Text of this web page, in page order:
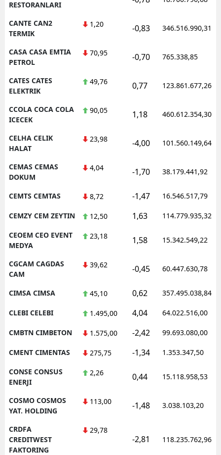
RESTORANLARI
CANTE CAN2
TERMIK
1,20 -0,83 346.516.990,31
CASA CASA EMTIA
PETROL
70,95 -0,70 765.338,85
CATES CATES
ELEKTRIK
49,76 0,77 123.861.677,26
CCOLA COCA COLA
ICECEK
90,05 1,18 460.612.354,30
CELHA CELIK
HALAT
23,98 -4,00 101.560.149,64
CEMAS CEMAS
DOKUM
4,04 -1,70 38.179.441,92
CEMTS CEMTAS 8,72 -1,47 16.546.517,79
CEMZY CEM ZEYTIN 12,50 1,63 114.779.935,32
CEOEM CEO EVENT
MEDYA
23,18 1,58 15.342.549,22
CGCAM CAGDAS
CAM
39,62 -0,45 60.447.630,78
CIMSA CIMSA 45,10 0,62 357.495.038,84
CLEBI CELEBI 1.495,00 4,04 64.022.516,00
CMBTN CIMBETON 1.575,00 -2,42 99.693.080,00
CMENT CIMENTAS 275,75 -1,34 1.353.347,50
CONSE CONSUS
ENERJI
2,26 0,44 15.118.958,53
COSMO COSMOS
YAT. HOLDING
113,00 -1,48 3.038.103,20
CRDFA
CREDITWEST
FAKTORING
29,78
-2,81 118.235.762,96